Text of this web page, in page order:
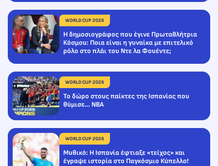
WORLD CUP 2026
Η δημοσιογράφος που έγινε Πρωταθλήτρια
Κόσμου: Ποια είναι η γυναίκα με επιτελικό
ρόλο στο πλάι του Ντε λα Φουέντε;
WORLD CUP 2026
Το δώρο στους παίκτες της Ισπανίας που
θύμισε… NBA
WORLD CUP 2026
Μυθικό: Η Ισπανία έφτιαξε «τείχος» και
έγραψε ιστορία στο Παγκόσμιο Κύπελλο!